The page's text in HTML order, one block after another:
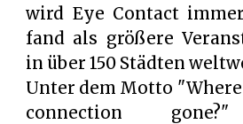
wird Eye Contact
fand als größere
in über 150 Städten
Unter dem Motto
connection